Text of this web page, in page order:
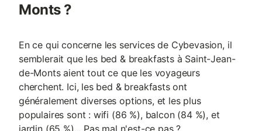
Monts ?
En ce qui concerne les services de Cybevasion, il
semblerait que les bed & breakfasts à Saint-Jean-
de-Monts aient tout ce que les voyageurs
cherchent. Ici, les bed & breakfasts ont
généralement diverses options, et les plus
populaires sont : wifi (86 %), balcon (84 %), et
jardin (65 %)... Pas mal n'est-ce pas ?